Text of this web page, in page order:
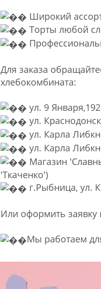
Широкий
Торты любой
Для заказа
хлебокомбината:
ул. 9
ул.
ул. Карла
ул. Карла
Магазин
'Ткаченко')
г.Рыбница, ул.
Или оформить заявку
Мы работаем